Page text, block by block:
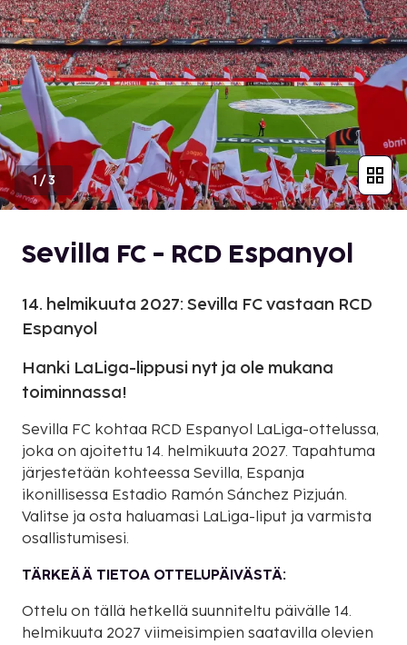
1 /3
Sevilla FC - RCD Espanyol
14. helmikuuta 2027: Sevilla FC vastaan RCD
Espanyol
Hanki LaLiga-lippusi nyt ja ole mukana
toiminnassa!
Sevilla FC kohtaa RCD Espanyol LaLiga-ottelussa,
joka on ajoitettu 14. helmikuuta 2027. Tapahtuma
järjestetään kohteessa Sevilla, Espanja
ikonillisessa Estadio Ramón Sánchez Pizjuán.
Valitse ja osta haluamasi LaLiga-liput ja varmista
osallistumisesi.
TÄRKEÄÄ TIETOA OTTELUPÄIVÄSTÄ:
Ottelu on tällä hetkellä suunniteltu päivälle 14.
helmikuuta 2027 viimeisimpien saatavilla olevien